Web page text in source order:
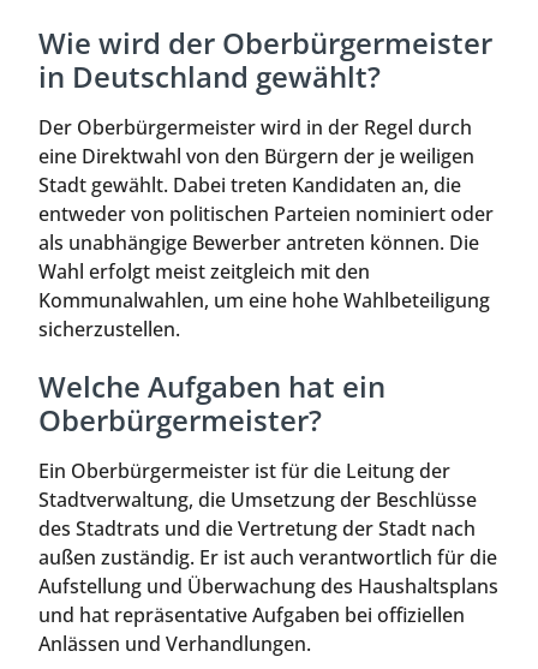
Wie wird der Oberbürgermeister
in Deutschland gewählt?
Der Oberbürgermeister wird in der Regel durch
eine Direktwahl von den Bürgern der je weiligen
Stadt gewählt. Dabei treten Kandidaten an, die
entweder von politischen Parteien nominiert oder
als unabhängige Bewerber antreten können. Die
Wahl erfolgt meist zeitgleich mit den
Kommunalwahlen, um eine hohe Wahlbeteiligung
sicherzustellen.
Welche Aufgaben hat ein
Oberbürgermeister?
Ein Oberbürgermeister ist für die Leitung der
Stadtverwaltung, die Umsetzung der Beschlüsse
des Stadtrats und die Vertretung der Stadt nach
außen zuständig. Er ist auch verantwortlich für die
Aufstellung und Überwachung des Haushaltsplans
und hat repräsentative Aufgaben bei offiziellen
Anlässen und Verhandlungen.